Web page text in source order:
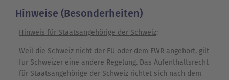
Hinweise (Besonderheiten)
Hinweis für Staatsangehörige der Schweiz:
Weil die Schweiz nicht der EU oder dem EWR angehört, gilt
für Schweizer eine andere Regelung. Das Aufenthaltsrecht
für Staatsangehörige der Schweiz richtet sich nach dem